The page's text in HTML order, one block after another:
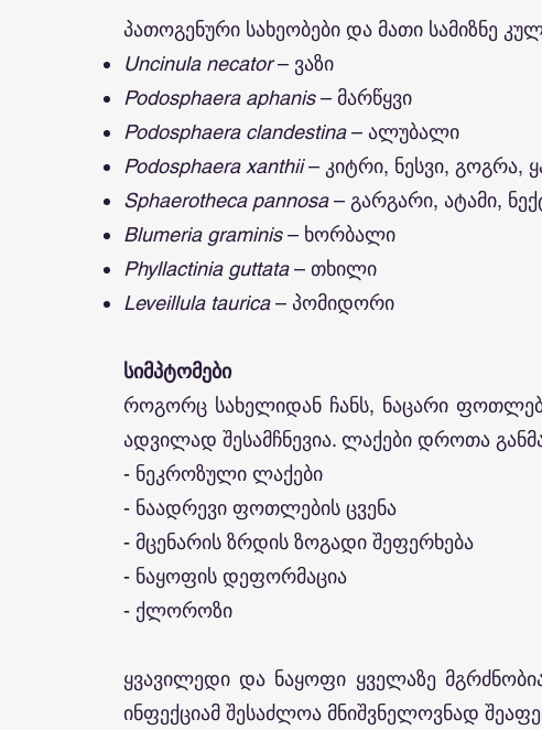
პათოგენური სახეობები და მათი სამიზნე
Uncinula necator– ვაზი
Podosphaera aphanis– მარწყვი
Podosphaera clandestina– ალუბალი
Podosphaera xanthii– კიტრი, ნესვი, გოგრა,
Sphaerotheca pannosa– გარგარი, ატამი,
Blumeria graminis– ხორბალი
Phyllactinia guttata– თხილი
Leveillula taurica– პომიდორი
სიმპტომები
როგორც სახელიდან ჩანს, ნაცარი
ადვილად შესამჩნევია. ლაქები დროთა
- ნეკროზული ლაქები
- ნაადრევი ფოთლების ცვენა
- მცენარის ზრდის ზოგადი შეფერხება
- ნაყოფის დეფორმაცია
- ქლოროზი
ყვავილედი და ნაყოფი ყველაზე
ინფექციამ შესაძლოა მნიშვნელოვნად